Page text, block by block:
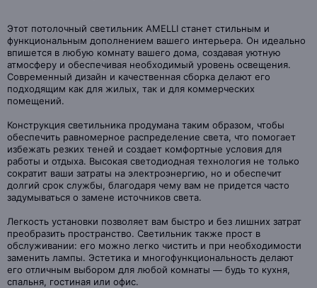
Этот потолочный светильник AMELLI станет стильным и
функциональным дополнением вашего интерьера. Он идеально
впишется в любую комнату вашего дома, создавая уютную
атмосферу и обеспечивая необходимый уровень освещения.
Современный дизайн и качественная сборка делают его
подходящим как для жилых, так и для коммерческих
помещений.
Конструкция светильника продумана таким образом, чтобы
обеспечить равномерное распределение света, что помогает
избежать резких теней и создает комфортные условия для
работы и отдыха. Высокая светодиодная технология не только
сократит ваши затраты на электроэнергию, но и обеспечит
долгий срок службы, благодаря чему вам не придется часто
задумываться о замене источников света.
Легкость установки позволяет вам быстро и без лишних затрат
преобразить пространство. Светильник также прост в
обслуживании: его можно легко чистить и при необходимости
заменить лампы. Эстетика и многофункциональность делают
его отличным выбором для любой комнаты — будь то кухня,
спальня, гостиная или офис.